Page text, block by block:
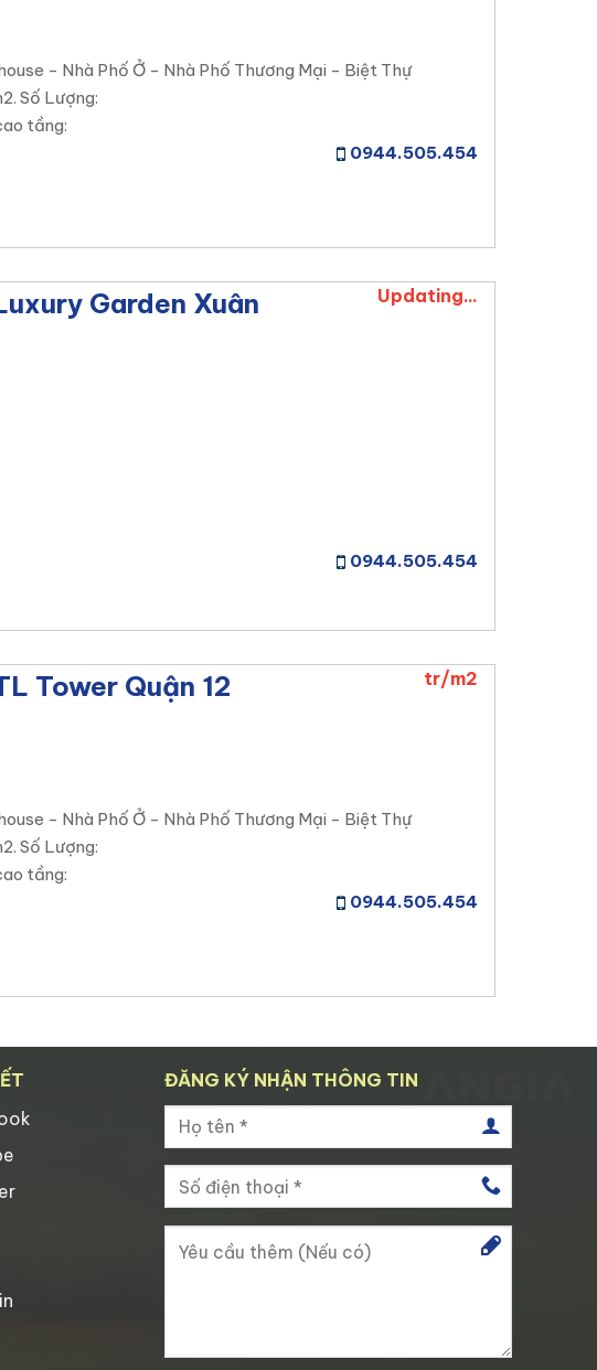
- Nhà Phố Ở - Nhà Phố Thương Mại - Biệt Thự
Số Lượng:
tầng:
0944.505.454
Garden Xuân
Updating...
0944.505.454
Tower Quận 12 tr/m2
- Nhà Phố Ở - Nhà Phố Thương Mại - Biệt Thự
Số Lượng:
tầng:
0944.505.454
ĐĂNG KÝ NHẬN THÔNG TIN